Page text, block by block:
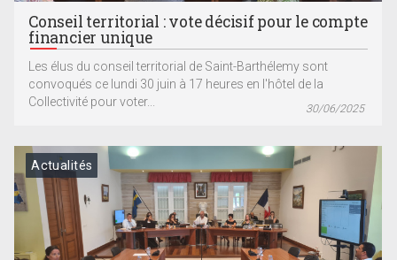
Conseil territorial : vote décisif pour le compte
financier unique
Les élus du conseil territorial de Saint-Barthélemy sont
convoqués ce lundi 30 juin à 17 heures en l'hôtel de la
Collectivité pour voter...
30/06/2025
Actualités